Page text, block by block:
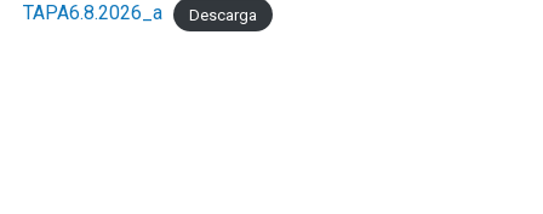
TAPA6.8.2026_a Descarga